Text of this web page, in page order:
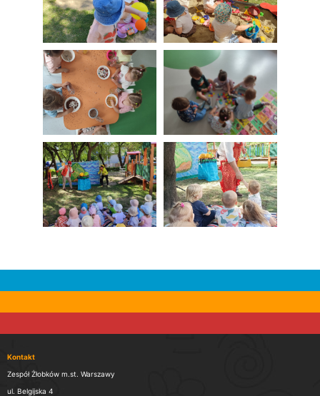
Kontakt
Zespół Żłobków m.st. Warszawy
ul. Belgijska 4